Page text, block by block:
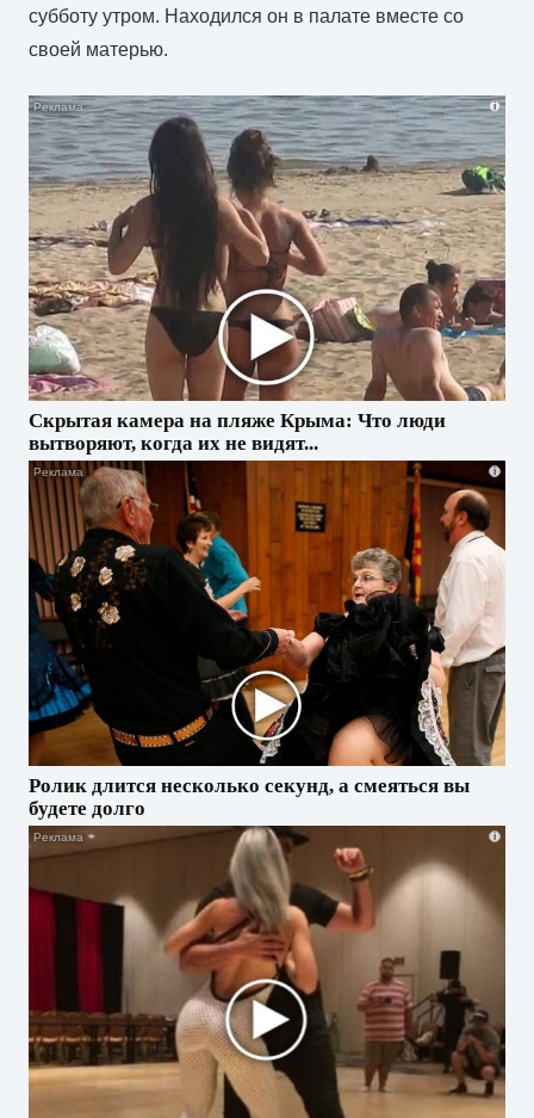
субботу утром. Находился он в палате вместе со
своей матерью.
i
Скрытая камера на пляже Крыма: Что люди
вытворяют, когда их не видят...
i
Ролик длится несколько секунд, а смеяться вы
будете долго
i